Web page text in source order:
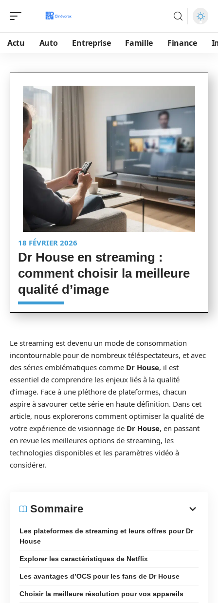
Actu Auto Entreprise Famille Finance
18 FÉVRIER 2026
Dr House en streaming :
comment choisir la meilleure
qualité d’image
Le streaming est devenu un mode de consommation
incontournable pour de nombreux téléspectateurs, et avec
des séries emblématiques comme Dr House, il est
essentiel de comprendre les enjeux liés à la qualité
d’image. Face à une pléthore de plateformes, chacun
aspire à savourer cette série en haute définition. Dans cet
article, nous explorerons comment optimiser la qualité de
votre expérience de visionnage de Dr House, en passant
en revue les meilleures options de streaming, les
technologies disponibles et les paramètres vidéo à
considérer.
Sommaire
Les plateformes de streaming et leurs offres pour Dr
House
Explorer les caractéristiques de Netflix
Les avantages d’OCS pour les fans de Dr House
Choisir la meilleure résolution pour vos appareils